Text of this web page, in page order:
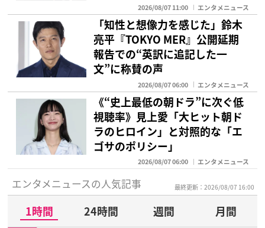
2026/08/07 11:00 エンタメニュース
「知性と想像力を感じた」鈴木
亮平『TOKYO MER』公開延期
報告での“英訳に追記した一
文”に称賛の声
2026/08/07 06:00 エンタメニュース
《“史上最低の朝ドラ”に次ぐ低
視聴率》見上愛「大ヒット朝ド
ラのヒロイン」と対照的な「エ
ゴサのポリシー」
2026/08/07 06:00 エンタメニュース
エンタメニュースの人気記事 最終更新：2026/08/07 16:00
1時間 24時間 週間
月間